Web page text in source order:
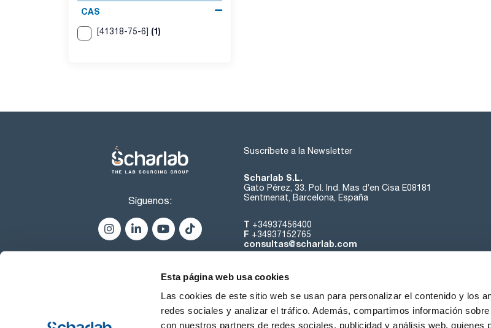
Esta página web usa cookies
Las cookies de este sitio web se usan para personalizar el contenido y los
redes sociales y analizar el tráfico. Además, compartimos información
con nuestros partners de redes sociales, publicidad y análisis web, quienes
CAS
[41318-75-6] (1)
Síguenos:
Suscríbete a la Newsletter
Scharlab S.L.
Gato Pérez, 33. Pol. Ind. Mas d’en Cisa E08181
Sentmenat, Barcelona, España
T +34937456400
F +34937152765
consultas@scharlab.com